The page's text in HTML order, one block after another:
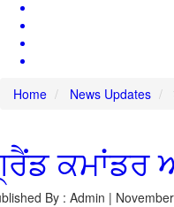
Home News Updates
ਕਮਾਂਡਰ
By : Admin |